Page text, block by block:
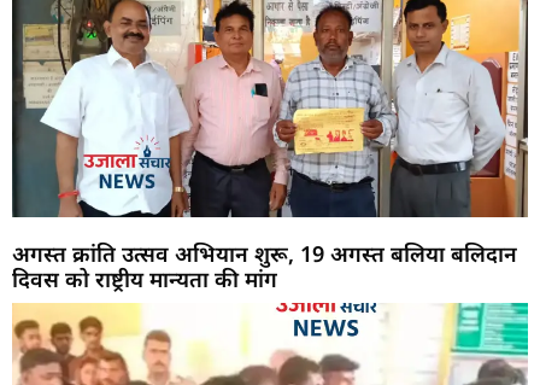
अगस्त क्रांति उत्सव अभियान शुरू, 19 अगस्त बलिया बलिदान
दिवस को राष्ट्रीय मान्यता की मांग